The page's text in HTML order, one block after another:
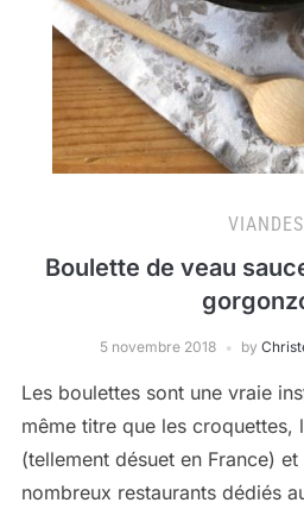
VIANDES
Boulette de veau
5 novembre 2018 by
Les boulettes sont une vraie
même titre que les croquettes,
(tellement désuet en France)
nombreux restaurants dédiés